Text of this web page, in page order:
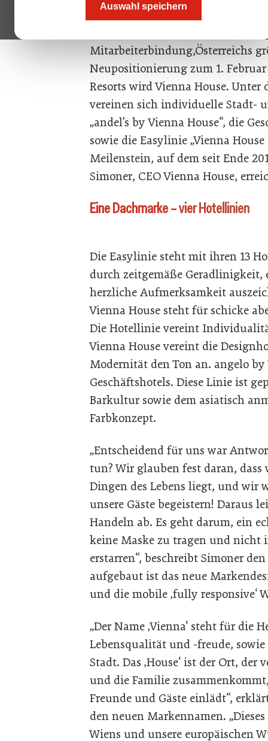
Auswahl speichern
macht die Gruppe schon viele
Mitarbeiterbindung,Österreichs
Neupositionierung zum 1.
Resorts wird Vienna House. Unter
vereinen sich individuelle Stadt-
„andel’s by Vienna House“, die
sowie die Easylinie „Vienna
Meilenstein, auf dem seit Ende
Simoner, CEO Vienna House,
Eine Dachmarke – vier Hotellinien
Die Easylinie steht mit ihren 13
durch zeitgemäße Geradlinigkeit,
herzliche Aufmerksamkeit
Vienna House steht für schicke
Die Hotellinie vereint
Vienna House vereint die
Modernität den Ton an. angelo
Geschäftshotels. Diese Linie ist
Barkultur sowie dem asiatisch
Farbkonzept.
„Entscheidend für uns war
tun? Wir glauben fest daran,
Dingen des Lebens liegt, und wir
unsere Gäste begeistern! Daraus
Handeln ab. Es geht darum, ein
keine Maske zu tragen und nicht
erstarren“, beschreibt Simoner
aufgebaut ist das neue
und die mobile ‚fully responsive‘
„Der Name ‚Vienna‘ steht für die
Lebensqualität und -freude,
Stadt. Das ‚House‘ ist der Ort,
und die Familie
Freunde und Gäste einlädt“,
den neuen Markennamen.
Wiens und unsere europäischen